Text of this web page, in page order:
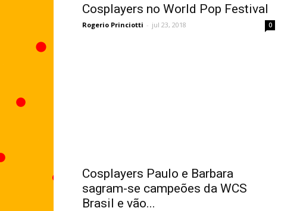
Cosplayers no World Pop Festival
Rogerio Princiotti - jul 23, 2018 0
Cosplayers Paulo e Barbara
sagram-se campeões da WCS
Brasil e vão...